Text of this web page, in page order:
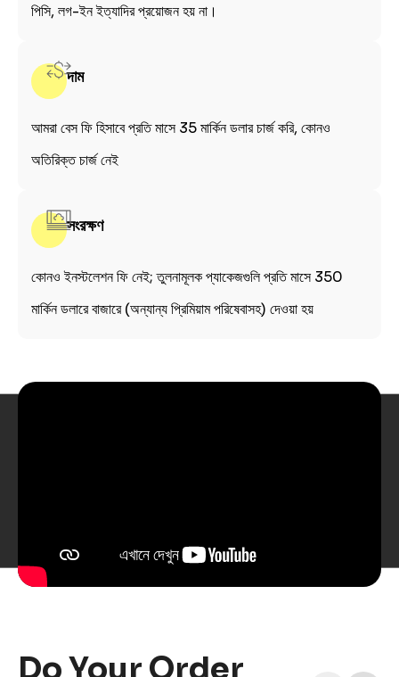
পিসি, লগ-ইন ইত্যাদির প্রয়োজন হয় না।
দাম
আমরা বেস ফি হিসাবে প্রতি মাসে 35 মার্কিন ডলার চার্জ করি, কোনও
অতিরিক্ত চার্জ নেই
সংরক্ষণ
কোনও ইনস্টলেশন ফি নেই; তুলনামূলক প্যাকেজগুলি প্রতি মাসে 350
মার্কিন ডলারে বাজারে (অন্যান্য প্রিমিয়াম পরিষেবাসহ) দেওয়া হয়